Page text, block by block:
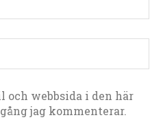
och webbsida i den här
jag kommenterar.